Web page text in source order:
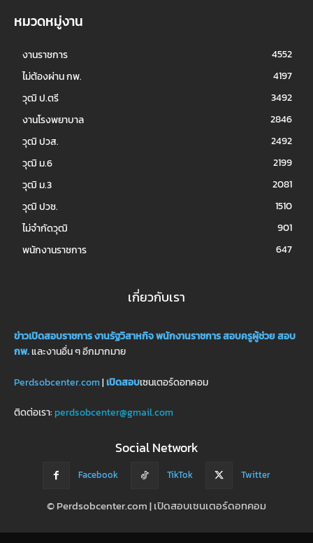
หมวดหมู่งาน
งานราชการ
4552
ไม่ต้องผ่าน กพ.
4197
วุฒิ ป.ตรี
3492
งานโรงพยาบาล
2846
วุฒิ ปวส.
2492
วุฒิ ม.6
2199
วุฒิ ม.3
2081
วุฒิ ปวช.
1510
ไม่จำกัดวุฒิ
901
พนักงานราชการ
647
เกี่ยวกับเรา
ข่าวเปิดสอบราชการงานรัฐวิสาหกิจพนักงานราชการสอบครูผู้ช่วยสอบ
กพ.และงานอื่น ๆ อีกมากมาย
Perdsobcenter.com|เปิดสอบเซนเตอร์ดอทคอม
ติดต่อเรา: perdsobcenter@gmail.com
Social Network
Facebook TikTok Twitter
© Perdsobcenter.com | เปิดสอบเซนเตอร์ดอทคอม